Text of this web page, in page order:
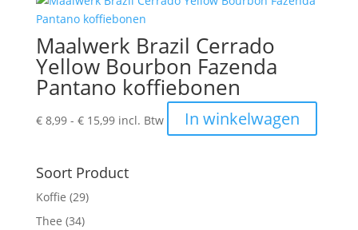
Maalwerk Brazil Cerrado
Yellow Bourbon Fazenda
Pantano koffiebonen
€8,99 - €15,99Prijsklasse:
€ 15,99
incl. Btw In winkelwagen
product
Soort Product
Koffie (29)
Thee (34)